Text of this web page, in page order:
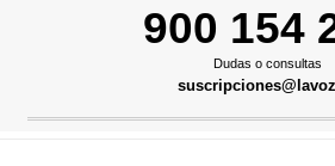
900 154
Dudas o consultas